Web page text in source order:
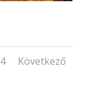
4 Következő